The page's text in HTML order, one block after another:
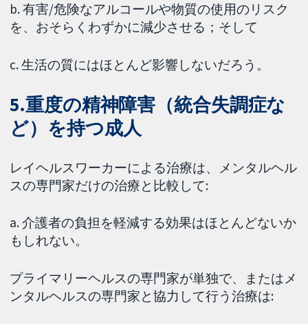
b. 有害/危険なアルコールや物質の使用のリスク
を、おそらくわずかに減少させる；そして
c. 生活の質にはほとんど影響しないだろう。
5.重度の精神障害（統合失調症な
ど）を持つ成人
レイヘルスワーカーによる治療は、メンタルヘル
スの専門家だけの治療と比較して:
a. 介護者の負担を軽減する効果はほとんどないか
もしれない。
プライマリーヘルスの専門家が単独で、またはメ
ンタルヘルスの専門家と協力して行う治療は: